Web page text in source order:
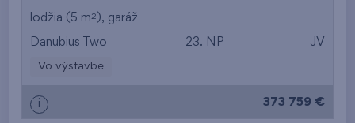
lodžia (5 m2 ), garáž
Danubius Two 23. NP JV
Vo výstavbe
i 373 759 €